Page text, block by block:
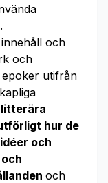
och
och
utifrån
litterära
hur de
och
och